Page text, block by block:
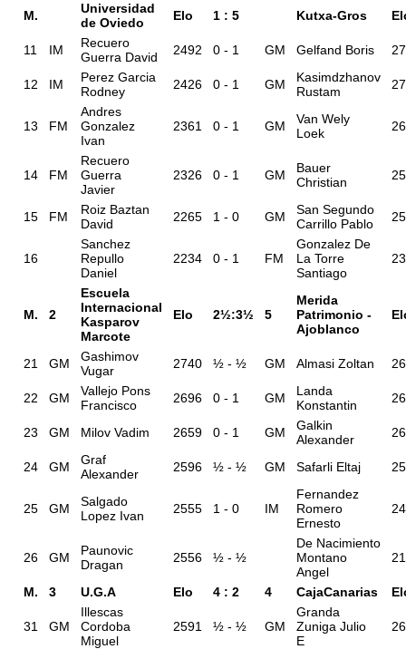
M.
Universidad
de Oviedo
Elo 1 : 5 Kutxa-Gros
11 IM
Recuero
Guerra David
2492 0 - 1 GM Gelfand Boris
12 IM
Perez Garcia
Rodney
2426 0 - 1 GM
Kasimdzhanov
Rustam
13 FM
Andres
Gonzalez
Ivan
2361 0 - 1 GM
Van Wely
Loek
14 FM
Recuero
Guerra
Javier
2326 0 - 1 GM
Bauer
Christian
15 FM
Roiz Baztan
David
2265 1 - 0 GM
San Segundo
Carrillo Pablo
16
Sanchez
Repullo
Daniel
2234 0 - 1 FM
Gonzalez De
La Torre
Santiago
M. 2
Escuela
Internacional
Kasparov
Marcote
Elo 2½:3½ 5
Merida
Patrimonio -
Ajoblanco
21 GM
Gashimov
Vugar
2740 ½ - ½ GM Almasi Zoltan
22 GM
Vallejo Pons
Francisco
2696 0 - 1 GM
Landa
Konstantin
23 GM Milov Vadim 2659 0 - 1 GM
Galkin
Alexander
24 GM
Graf
Alexander
2596 ½ - ½ GM Safarli Eltaj
25 GM
Salgado
Lopez Ivan
2555 1 - 0 IM
Fernandez
Romero
Ernesto
26 GM
Paunovic
Dragan
2556 ½ - ½
De Nacimiento
Montano
Angel
M. 3 U.G.A Elo 4 : 2 4 CajaCanarias
31 GM
Illescas
Cordoba
Miguel
2591 ½ - ½ GM
Granda
Zuniga Julio
E